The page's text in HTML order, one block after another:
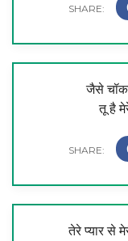
जैसे
तू है
तेरे प्यार से